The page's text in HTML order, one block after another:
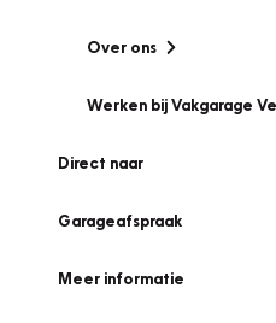
Over ons
Werken bij Vakgarage
Direct naar
Garageafspraak
Meer informatie